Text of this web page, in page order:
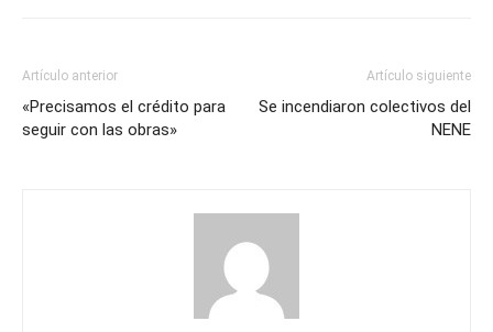
Artículo anterior
«Precisamos el crédito para
seguir con las obras»
Artículo siguiente
Se incendiaron colectivos del
NENE